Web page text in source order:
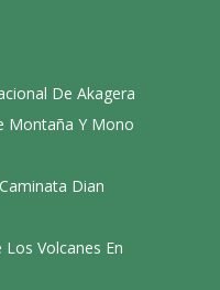
De Akagera
Montaña Y Mono
Dian
Volcanes En